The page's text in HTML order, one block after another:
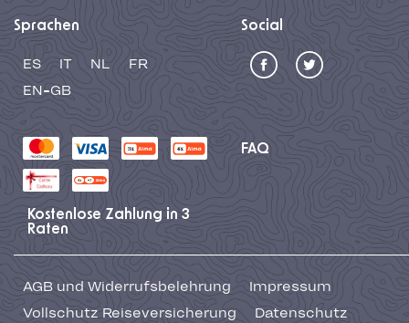
Sprachen
ES IT NL
FR
EN-GB
Social
FAQ
Kostenlose Zahlung in 3
Raten
AGB und Widerrufsbelehrung
Impressum
Vollschutz Reiseversicherung
Datenschutz